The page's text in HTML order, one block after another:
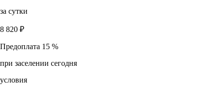
за сутки
8 820 ₽
Предоплата 15 %
при заселении сегодня
условия